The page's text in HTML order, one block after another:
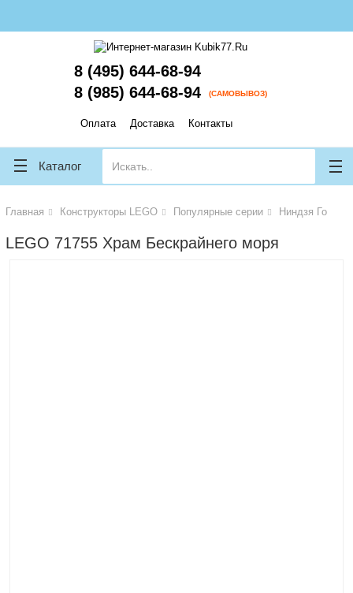
8 (495) 644-68-94
8 (985) 644-68-94
(САМОВЫВОЗ)
Оплата Доставка Контакты
Каталог
Главная Конструкторы LEGO Популярные серии Ниндзя Го
LEGO 71755 Храм Бескрайнего моря